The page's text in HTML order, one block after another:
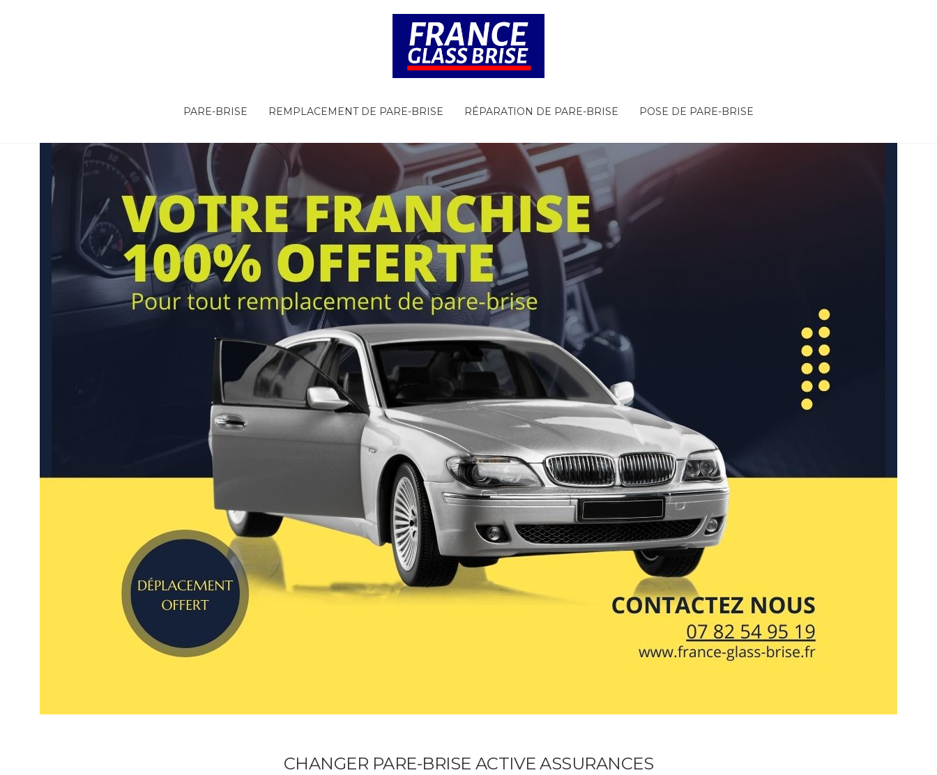
PARE-BRISE REMPLACEMENT DE PARE-BRISE RÉPARATION DE PARE-BRISE POSE DE PARE-BRISE
CHANGER PARE-BRISE ACTIVE ASSURANCES